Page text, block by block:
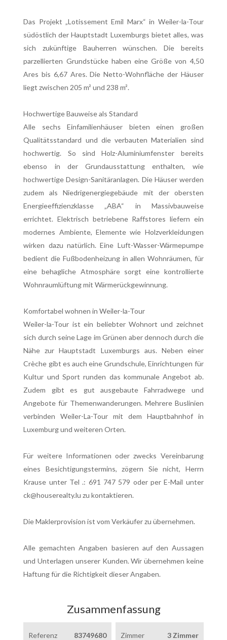
Das Projekt „Lotissement Emil Marx“ in Weiler-la-Tour
südöstlich der Hauptstadt Luxemburgs bietet alles, was
sich zukünftige Bauherren wünschen. Die bereits
parzellierten Grundstücke haben eine Größe von 4,50
Ares bis 6,67 Ares. Die Netto-Wohnfläche der Häuser
liegt zwischen 205 m² und 238 m².
Hochwertige Bauweise als Standard
Alle sechs Einfamilienhäuser bieten einen großen
Qualitätsstandard und die verbauten Materialien sind
hochwertig. So sind Holz-Aluminiumfenster bereits
ebenso in der Grundausstattung enthalten, wie
hochwertige Design-Sanitäranlagen. Die Häuser werden
zudem als Niedrigenergiegebäude mit der obersten
Energieeffizienzklasse „ABA“ in Massivbauweise
errichtet. Elektrisch betriebene Raffstores liefern ein
modernes Ambiente, Elemente wie Holzverkleidungen
wirken dazu natürlich. Eine Luft-Wasser-Wärmepumpe
bedient die Fußbodenheizung in allen Wohnräumen, für
eine behagliche Atmosphäre sorgt eine kontrollierte
Wohnraumlüftung mit Wärmerückgewinnung.
Komfortabel wohnen in Weiler-la-Tour
Weiler-la-Tour ist ein beliebter Wohnort und zeichnet
sich durch seine Lage im Grünen aber dennoch durch die
Nähe zur Hauptstadt Luxemburgs aus. Neben einer
Crèche gibt es auch eine Grundschule, Einrichtungen für
Kultur und Sport runden das kommunale Angebot ab.
Zudem gibt es gut ausgebaute Fahrradwege und
Angebote für Themenwanderungen. Mehrere Buslinien
verbinden Weiler-La-Tour mit dem Hauptbahnhof in
Luxemburg und weiteren Orten.
Für weitere Informationen oder zwecks Vereinbarung
eines Besichtigungstermins, zögern Sie nicht, Herrn
Krause unter Tel .: 691 747 579 oder per E-Mail unter
ck@houserealty.lu zu kontaktieren.
Die Maklerprovision ist vom Verkäufer zu übernehmen.
Alle gemachten Angaben basieren auf den Aussagen
und Unterlagen unserer Kunden. Wir übernehmen keine
Haftung für die Richtigkeit dieser Angaben.
Zusammenfassung
Referenz 83749680 Zimmer 3 Zimmer